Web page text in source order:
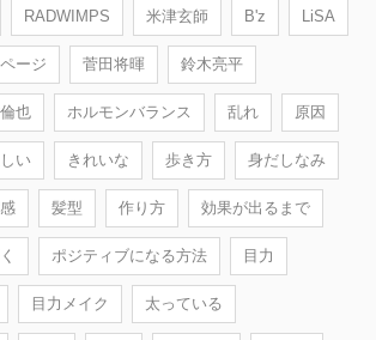
RADWIMPS 米津玄師 B'z LiSA
ージ 菅田将暉 鈴木亮平
也 ホルモンバランス 乱れ 原因
い きれいな 歩き方 身だしなみ
髪型 作り方 効果が出るまで
ポジティブになる方法 目力
目力メイク 太っている